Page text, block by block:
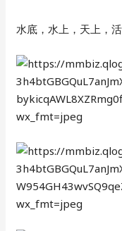
水底，水上，天上，